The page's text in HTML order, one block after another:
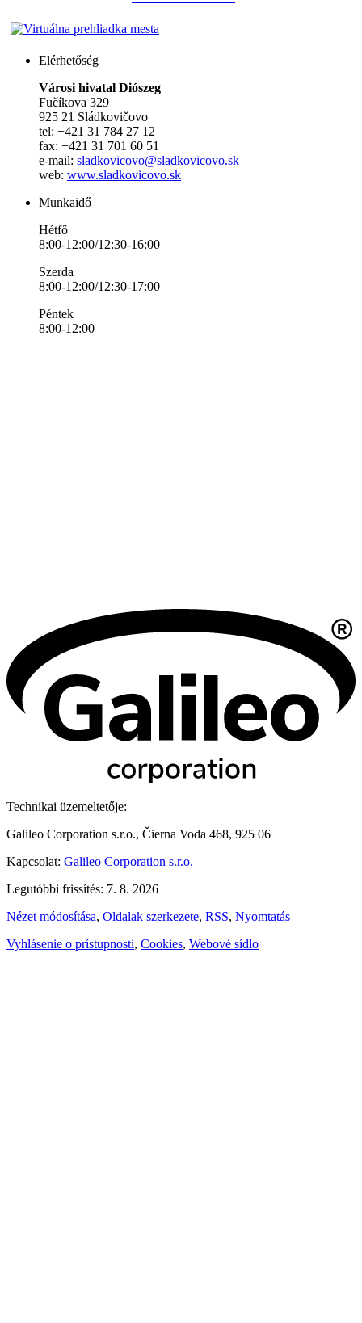
Elérhetőség
Városi hivatal Diószeg
Fučíkova 329
925 21 Sládkovičovo
tel: +421 31 784 27 12
fax: +421 31 701 60 51
e-mail: sladkovicovo@sladkovicovo.sk
web: www.sladkovicovo.sk
Munkaidő
Hétfő
8:00-12:00/12:30-16:00
Szerda
8:00-12:00/12:30-17:00
Péntek
8:00-12:00
Technikai üzemeltetője:
Galileo Corporation s.r.o., Čierna Voda 468, 925 06
Kapcsolat: Galileo Corporation s.r.o.
Legutóbbi frissítés: 7. 8. 2026
Nézet módosítása, Oldalak szerkezete, RSS, Nyomtatás
Vyhlásenie o prístupnosti, Cookies, Webové sídlo